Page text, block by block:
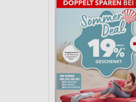
Nicht-IAB-Verarbeitungszwecke:
Performance
Funktional